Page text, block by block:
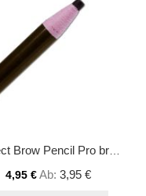
Perfect Brow Pencil Pro brown
4,95 €Ab 3,95 €